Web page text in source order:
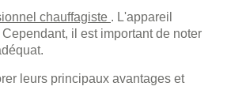
chauffagiste . L'appareil
il est important de noter
leurs principaux avantages et